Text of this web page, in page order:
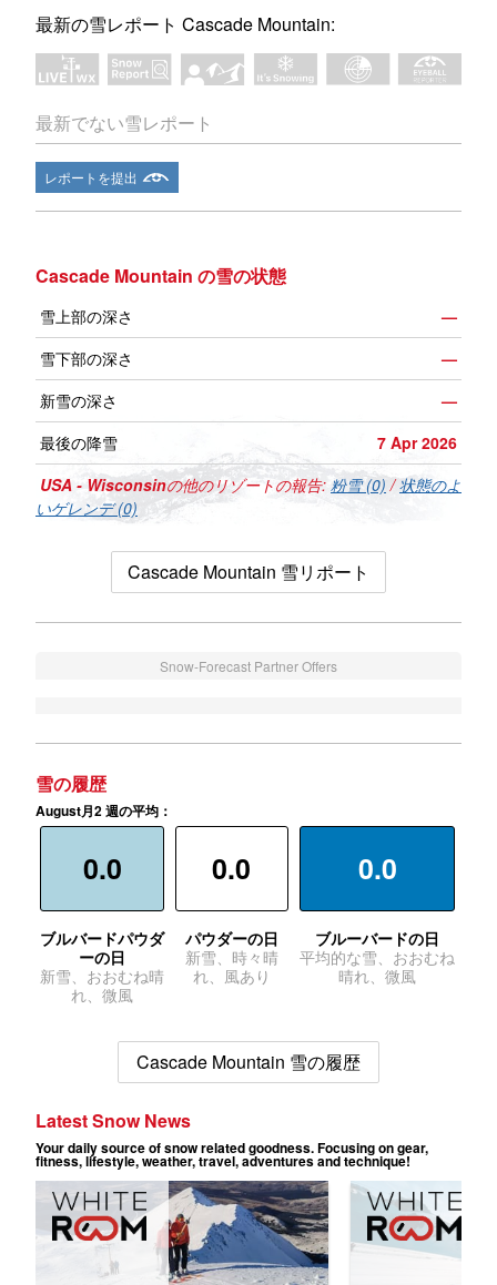
最新の雪レポート Cascade Mountain:
最新でない雪レポート
レポートを提出
Cascade Mountain の雪の状態
雪上部の深さ
—
雪下部の深さ
—
新雪の深さ
—
最後の降雪
7 Apr 2026
USA - Wisconsinの他のリゾートの報告: 粉雪 (0) /状態のよ
いゲレンデ (0)
Cascade Mountain 雪リポート
Snow-Forecast Partner Offers
雪の履歴
August月2 週の平均：
0.0
ブルバードパウダ
ーの日
新雪、おおむね晴
れ、微風
0.0
パウダーの日
新雪、時々晴
れ、風あり
0.0
ブルーバードの日
平均的な雪、おおむね
晴れ、微風
Cascade Mountain 雪の履歴